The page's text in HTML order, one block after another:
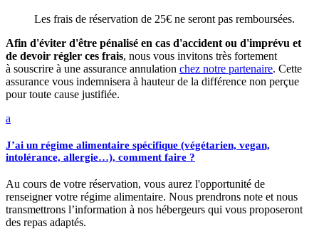
Les frais de réservation de 25€ ne seront pas remboursées.
Afin d'éviter d'être pénalisé en cas d'accident ou d'imprévu et
de devoir régler ces frais, nous vous invitons très fortement
à souscrire à une assurance annulation chez notre partenaire. Cette
assurance vous indemnisera à hauteur de la différence non perçue
pour toute cause justifiée.
a
J’ai un régime alimentaire spécifique (végétarien, vegan,
intolérance, allergie…), comment faire ?
Au cours de votre réservation, vous aurez l'opportunité de
renseigner votre régime alimentaire. Nous prendrons note et nous
transmettrons l’information à nos hébergeurs qui vous proposeront
des repas adaptés.